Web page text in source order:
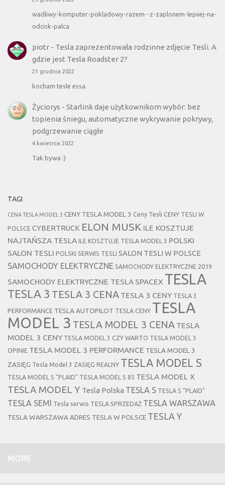
wadliwy-komputer-pokladowy-razem--z-zaplonem-lepiiej-na-
odcisk-palca
piotr- Tesla zaprezentowała rodzinne zdjęcie Tesli. A
gdzie jest Tesla Roadster 2?
21 grudnia 2022
kocham tesle essa.
Życiorys - Starlink daje użytkownikom wybór: bez
topienia śniegu, automatyczne wykrywanie pokrywy,
podgrzewanie ciągłe
4 kwietnia 2022
Tak bywa :)
TAGI
CENA TESLA MODEL 3 CENY TESLA MODEL 3 Ceny Tesli CENY TESLI W
POLSCE CYBERTRUCK ELON MUSK ILE KOSZTUJE
NAJTAŃSZA TESLA
ILE KOSZTUJE TESLA MODEL 3 POLSKI
SALON TESLI POLSKI SERWIS TESLI SALON TESLI W POLSCE
SAMOCHODY ELEKTRYCZNE SAMOCHODY ELEKTRYCZNE 2019
SAMOCHODY ELEKTRYCZNE TESLA SPACEX TESLA
TESLA 3 TESLA 3 CENA TESLA 3 CENY TESLA 3
PERFORMANCE TESLA AUTOPILOT TESLA CENY TESLA
MODEL 3 TESLA MODEL 3 CENA TESLA
MODEL 3 CENY TESLA MODEL 3 CZY WARTO TESLA MODEL 3
OPINIE TESLA MODEL 3 PERFORMANCE TESLA MODEL 3
ZASIĘG Tesla Model 3 ZASIĘG REALNY TESLA MODEL S
TESLA MODEL S "PLAID" TESLA MODEL S 85 TESLA MODEL X
TESLA MODEL Y Tesla Polska TESLA S TESLA S "PLAID"
TESLA SEMI Tesla serwis TESLA SPRZEDAŻ TESLA WARSZAWA
TESLA WARSZAWA ADRES TESLA W POLSCE TESLA Y
MORE